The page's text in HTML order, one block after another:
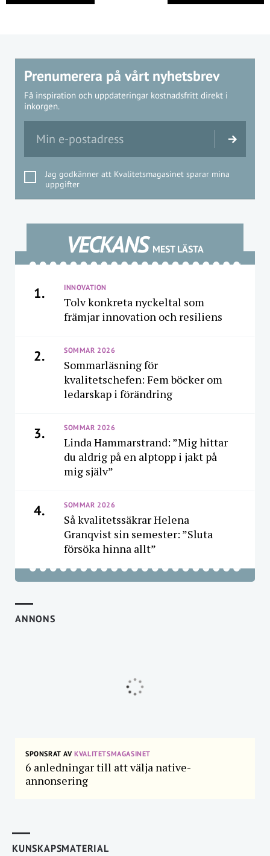
Prenumerera på vårt nyhetsbrev
Få inspiration och uppdateringar kostnadsfritt direkt i
inkorgen.
Jag godkänner att Kvalitetsmagasinet sparar mina
uppgifter
VECKANS MEST LÄSTA
1. INNOVATION
Tolv konkreta nyckeltal som
främjar innovation och resiliens
2. SOMMAR 2026
Sommarläsning för
kvalitetschefen: Fem böcker om
ledarskap i förändring
3. SOMMAR 2026
Linda Hammarstrand: ”Mig hittar
du aldrig på en alptopp i jakt på
mig själv”
4. SOMMAR 2026
Så kvalitetssäkrar Helena
Granqvist sin semester: ”Sluta
försöka hinna allt”
ANNONS
SPONSRAT AVKVALITETSMAGASINET
6 anledningar till att välja native-
annonsering
KUNSKAPSMATERIAL